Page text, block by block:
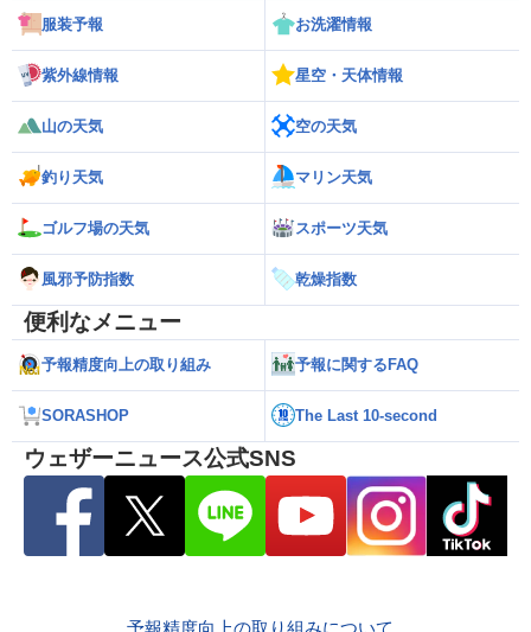
服装予報 お洗濯情報
紫外線情報 星空・天体情報
山の天気 空の天気
釣り天気 マリン天気
ゴルフ場の天気 スポーツ天気
風邪予防指数 乾燥指数
便利なメニュー
予報精度向上の取り組み 予報に関するFAQ
SORASHOP The Last 10-second
ウェザーニュース公式SNS
予報精度向上の取り組みについて